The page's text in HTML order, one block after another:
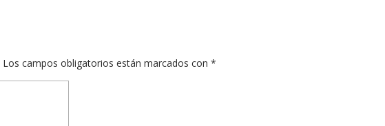
Los campos obligatorios están marcados con *